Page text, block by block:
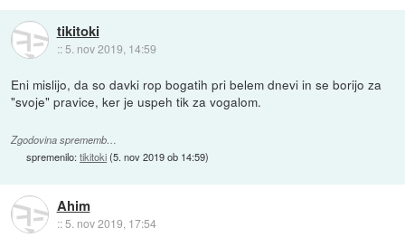
tikitoki
:: 5. nov 2019, 14:59
Eni mislijo, da so davki rop bogatih pri belem dnevi in se borijo za
"svoje" pravice, ker je uspeh tik za vogalom.
Zgodovina sprememb…
spremenilo:tikitoki(5. nov 2019 ob 14:59)
Ahim
::5. nov 2019, 17:54